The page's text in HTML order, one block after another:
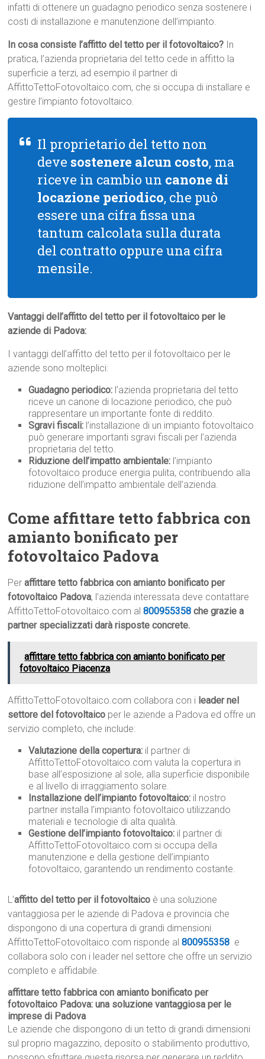
infatti di ottenere un guadagno periodico senza sostenere i
costi di installazione e manutenzione dell’impianto.
In cosa consiste l’affitto del tetto per il fotovoltaico? In
pratica, l’azienda proprietaria del tetto cede in affitto la
superficie a terzi, ad esempio il partner di
AffittoTettoFotovoltaico.com, che si occupa di installare e
gestire l’impianto fotovoltaico.
Il proprietario del tetto non
deve sostenere alcun costo, ma
riceve in cambio un canone di
locazione periodico, che può
essere una cifra fissa una
tantum calcolata sulla durata
del contratto oppure una cifra
mensile.
Vantaggi dell’affitto del tetto per il fotovoltaico per le
aziende di Padova:
I vantaggi dell’affitto del tetto per il fotovoltaico per le
aziende sono molteplici:
Guadagno periodico: l’azienda proprietaria del tetto
riceve un canone di locazione periodico, che può
rappresentare un importante fonte di reddito.
Sgravi fiscali: l’installazione di un impianto fotovoltaico
può generare importanti sgravi fiscali per l’azienda
proprietaria del tetto.
Riduzione dell’impatto ambientale: l’impianto
fotovoltaico produce energia pulita, contribuendo alla
riduzione dell’impatto ambientale dell’azienda.
Come affittare tetto fabbrica con
amianto bonificato per
fotovoltaico Padova
Peraffittare tetto fabbrica con amianto bonificato per
fotovoltaico Padova, l’azienda interessata deve contattare
AffittoTettoFotovoltaico.com al800955358 che grazie a
partner specializzati darà risposte concrete.
affittare tetto fabbrica con amianto bonificato per
fotovoltaico Piacenza
AffittoTettoFotovoltaico.com collabora con i leader nel
settore del fotovoltaico per le aziende a Padova ed offre un
servizio completo, che include:
Valutazione della copertura: il partner di
AffittoTettoFotovoltaico.com valuta la copertura in
base all’esposizione al sole, alla superficie disponibile
e al livello di irraggiamento solare.
Installazione dell’impianto fotovoltaico: il nostro
partner installa l’impianto fotovoltaico utilizzando
materiali e tecnologie di alta qualità.
Gestione dell’impianto fotovoltaico: il partner di
AffittoTettoFotovoltaico.com si occupa della
manutenzione e della gestione dell’impianto
fotovoltaico, garantendo un rendimento costante.
L’affitto del tetto per il fotovoltaico è una soluzione
vantaggiosa per le aziende di Padova e provincia che
dispongono di una copertura di grandi dimensioni.
AffittoTettoFotovoltaico.com risponde al800955358 e
collabora solo con i leader nel settore che offre un servizio
completo e affidabile.
affittare tetto fabbrica con amianto bonificato per
fotovoltaico Padova: una soluzione vantaggiosa per le
imprese di Padova
Le aziende che dispongono di un tetto di grandi dimensioni
sul proprio magazzino, deposito o stabilimento produttivo,